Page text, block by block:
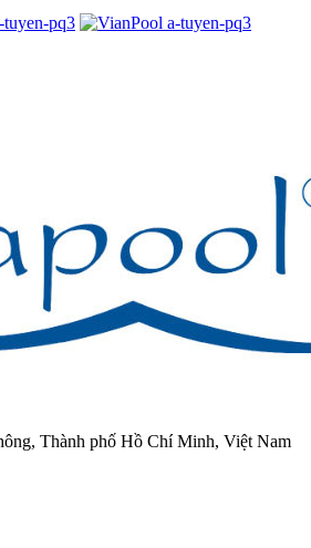
Thành phố Hồ Chí Minh, Việt Nam